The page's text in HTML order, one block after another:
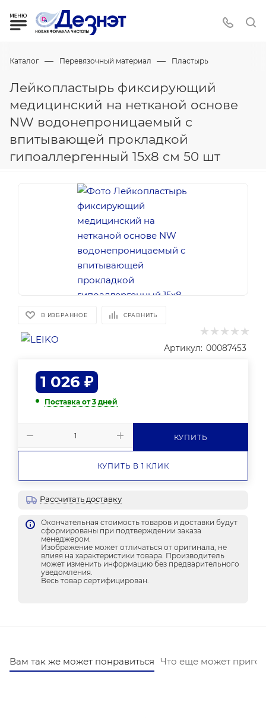
Каталог — Перевязочный материал — Пластырь
Лейкопластырь фиксирующий
медицинский на нетканой основе
NW водонепроницаемый с
впитывающей прокладкой
гипоаллергенный 15х8 см 50 шт
В ИЗБРАННОЕ СРАВНИТЬ
Артикул: 00087453
1 026 ₽
Поставка от 3 дней
КУПИТЬ
КУПИТЬ В 1 КЛИК
Рассчитать доставку
Окончательная стоимость товаров и доставки будут
сформированы при подтверждении заказа
менеджером.
Изображение может отличаться от оригинала, не
влияя на характеристики товара. Производитель
может изменить информацию без предварительного
уведомления.
Весь товар сертифицирован.
Вам так же может понравиться Что еще может